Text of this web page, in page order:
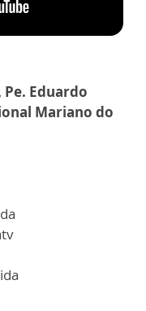
Pe. Eduardo
Mariano do